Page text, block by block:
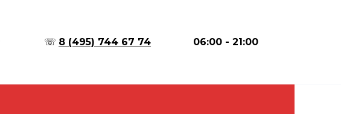
☏ 8 (495) 744 67 74 06:00 - 21:00